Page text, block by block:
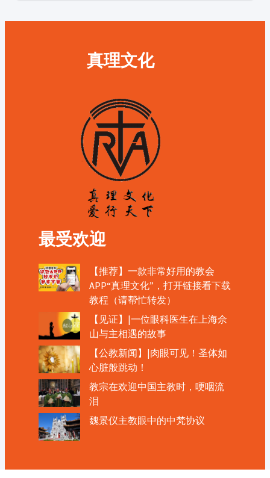
真理文化
最受欢迎
【推荐】一款非常好用的教会
APP“真理文化”，打开链接看下载
教程（请帮忙转发）
【见证】|一位眼科医生在上海佘
山与主相遇的故事
【公教新闻】|肉眼可见！圣体如
心脏般跳动！
教宗在欢迎中国主教时，哽咽流
泪
魏景仪主教眼中的中梵协议